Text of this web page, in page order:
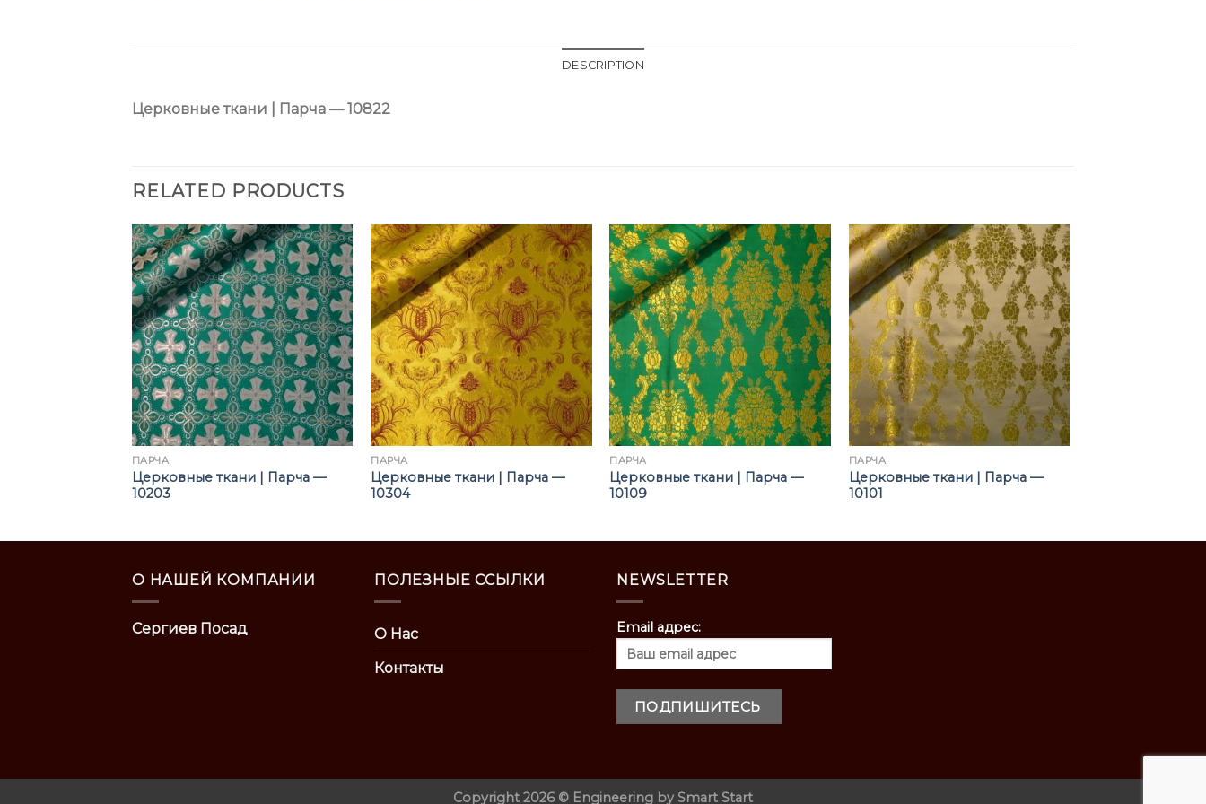
DESCRIPTION
Церковные ткани | Парча — 10822
RELATED PRODUCTS
ПАРЧА
Церковные ткани | Парча —
10203
ПАРЧА
Церковные ткани | Парча —
10304
ПАРЧА
Церковные ткани | Парча —
10109
ПАРЧА
Церковные ткани | Парча —
10101
О НАШЕЙ КОМПАНИИ
Сергиев Посад
ПОЛЕЗНЫЕ ССЫЛКИ
О Нас
Контакты
NEWSLETTER
Email адрес:
Copyright 2026 © Engineering by Smart Start